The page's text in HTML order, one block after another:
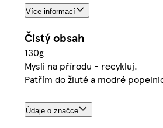
Více informací
Čistý obsah
130g
Mysli na přírodu - recykluj.
Patřím do žluté a modré
Údaje o značce